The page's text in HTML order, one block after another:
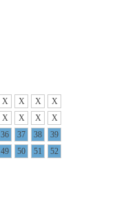
X X X
X
X X X
X
36 37 38
39
49 50 51
52